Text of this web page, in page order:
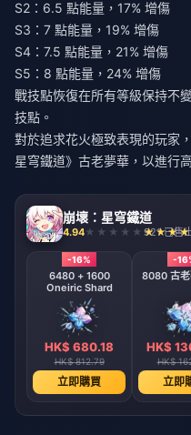
S2：6.5 點能量，17% 增傷
S3：7 點能量，19% 增傷
S4：7.5 點能量，21% 增傷
S5：8 點能量，24% 增傷
戰技點恢復在所有等級保持
技點。
對於追求花火極致表現的玩家
星穹鐵道》古老夢華 ，以進行
崩壞：星穹鐵道
4.94 921 已售
-16%
6480 + 1600
Oneiric Shard
HK$ 680.18
HK$ 812.79
立即購買
-
8080 古
HK$
HK$
立即